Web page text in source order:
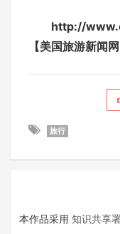
http://
【美国旅游新闻网
旅行
本作品采用 知识共享